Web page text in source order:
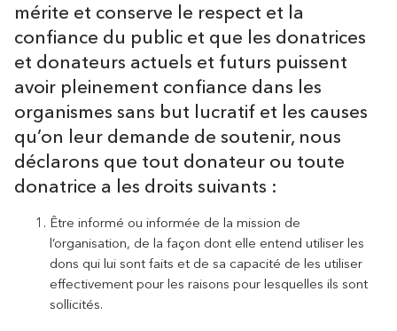
mérite et conserve le respect et la
confiance du public et que les donatrices
et donateurs actuels et futurs puissent
avoir pleinement confiance dans les
organismes sans but lucratif et les causes
qu’on leur demande de soutenir, nous
déclarons que tout donateur ou toute
donatrice a les droits suivants :
Être informé ou informée de la mission de
l’organisation, de la façon dont elle entend utiliser les
dons qui lui sont faits et de sa capacité de les utiliser
effectivement pour les raisons pour lesquelles ils sont
sollicités.